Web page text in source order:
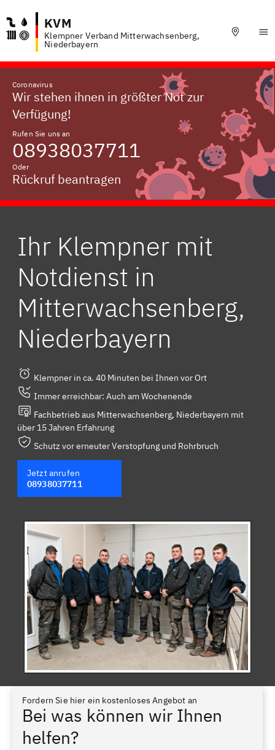
KVM
Klempner Verband Mitterwachsenberg,
Niederbayern
Coronavirus
Wir stehen ihnen in größter Not zur
Verfügung!
Rufen Sie uns an
08938037711
Oder
Rückruf beantragen
Ihr Klempner mit
Notdienst in
Mitterwachsenberg,
Niederbayern
Klempner in ca. 40 Minuten bei Ihnen vor Ort
Immer erreichbar: Auch am Wochenende
Fachbetrieb aus Mitterwachsenberg, Niederbayern mit
über 15 Jahren Erfahrung
Schutz vor erneuter Verstopfung und Rohrbruch
Jetzt anrufen
08938037711
Fordern Sie hier ein kostenloses Angebot an
Bei was können wir Ihnen
helfen?